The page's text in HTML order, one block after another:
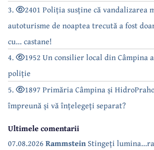
3.
2401 Poliția susține că vandalizarea
autoturisme de noaptea trecută a fost
cu... castane!
4.
1952 Un consilier local din Câmpina
poliție
5.
1897 Primăria Câmpina și
împreună și vă înțelegeți separat?
Ultimele comentarii
07.08.2026 RammsteinStingeți